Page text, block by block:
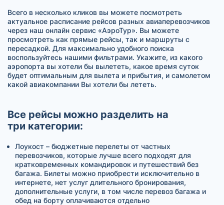
Всего в несколько кликов вы можете посмотреть
актуальное расписание рейсов разных авиаперевозчиков
через наш онлайн сервис «АэроТур». Вы можете
просмотреть как прямые рейсы, так и маршруты с
пересадкой. Для максимально удобного поиска
воспользуйтесь нашими фильтрами. Укажите, из какого
аэропорта вы хотели бы вылететь, какое время суток
будет оптимальным для вылета и прибытия, и самолетом
какой авиакомпании Вы хотели бы лететь.
Все рейсы можно разделить на
три категории:
Лоукост – бюджетные перелеты от частных
перевозчиков, которые лучше всего подходят для
кратковременных командировок и путешествий без
багажа. Билеты можно приобрести исключительно в
интернете, нет услуг длительного бронирования,
дополнительные услуги, в том числе перевоз багажа и
обед на борту оплачиваются отдельно